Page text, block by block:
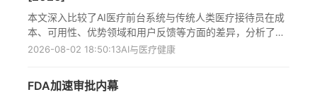
统疾病的新一代药物研发。
本文深入比较了AI医疗前台系统与传统人类医疗接待员在成
本、可用性、优势领域和用户反馈等方面的差异，分析了AI
如何改变医疗前台运作模式，探讨了在不同医疗场景下选择
2026-08-02 18:50:13AI与医疗健康
FDA加速审批内幕